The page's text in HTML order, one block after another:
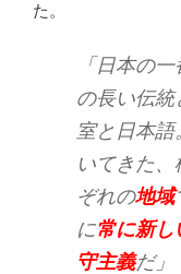
た。
「日本の
の長い伝統
室と日本
いてきた
ぞれの地域
に常に新
守主義だ」